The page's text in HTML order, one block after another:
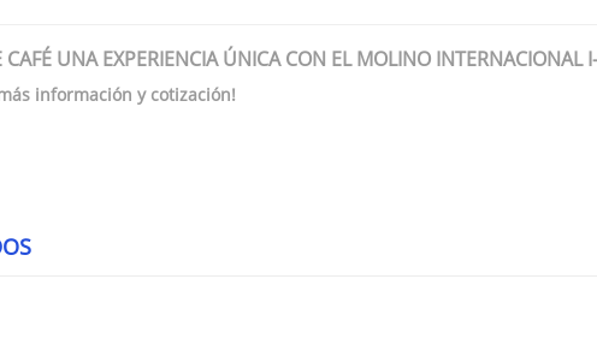
CAFÉ UNA EXPERIENCIA ÚNICA CON EL MOLINO INTERNACIONAL
información y cotización!